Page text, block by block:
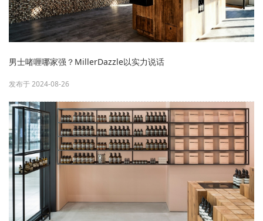
男士啫喱哪家强？MillerDazzle以实力说话
发布于 2024-08-26